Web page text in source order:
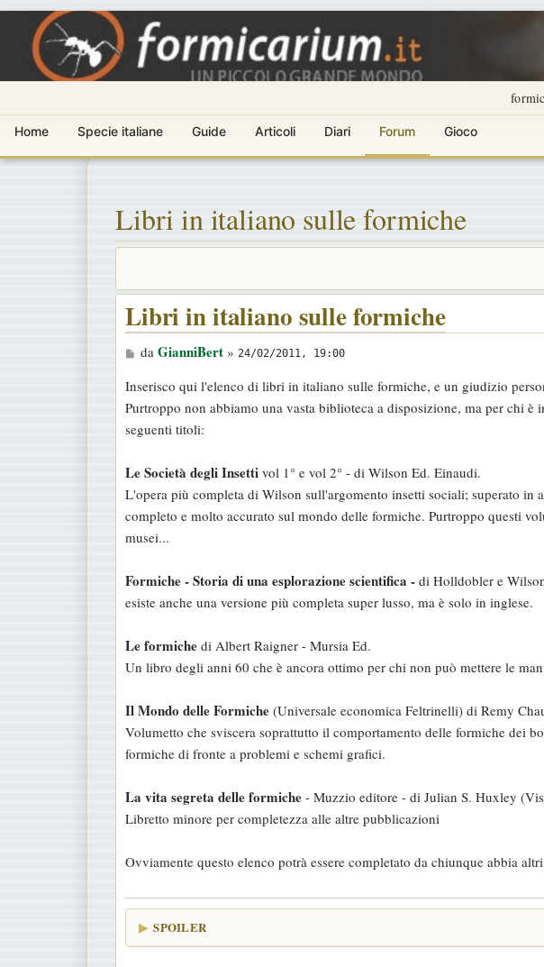
Home Specie italiane Guide Articoli Diari Forum Gioco
Libri in italiano sulle formiche
Libri in italiano sulle formiche
M
s
s
a
g
i
o
da GianniBert» 24/02/2011, 19:00
Inserisco qui l'elenco di libri in italiano sulle formiche, e un giudizio
Purtroppo non abbiamo una vasta biblioteca a disposizione, ma per chi
seguenti titoli:
Le Società degli Insetti vol 1° e vol 2° - di Wilson Ed. Einaudi.
L'opera più completa di Wilson sull'argomento insetti sociali; superato in
completo e molto accurato sul mondo delle formiche. Purtroppo questi
musei...
Formiche - Storia di una esplorazione scientifica - di Holldobler e
esiste anche una versione più completa super lusso, ma è solo in inglese.
Le formiche di Albert Raigner - Mursia Ed.
Un libro degli anni 60 che è ancora ottimo per chi non può mettere le
Il Mondo delle Formiche (Universale economica Feltrinelli) di Remy
Volumetto che sviscera soprattutto il comportamento delle formiche dei
formiche di fronte a problemi e schemi grafici.
La vita segreta delle formiche - Muzzio editore - di Julian S. Huxley
Libretto minore per completezza alle altre pubblicazioni
Ovviamente questo elenco potrà essere completato da chiunque abbia
SPOILER